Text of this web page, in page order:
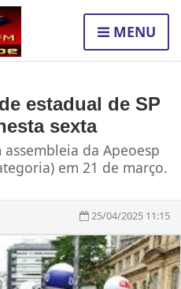
MENU
estadual de SP
sexta
da Apeoesp
em 21 de março.
25/04/2025 11:15